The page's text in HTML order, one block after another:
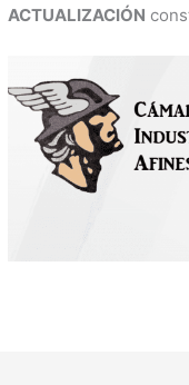
ACTUALIZACIÓN